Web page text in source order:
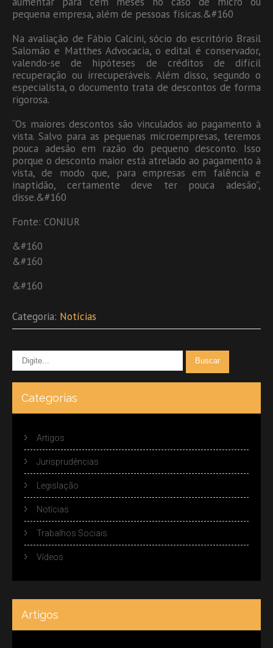
pequena empresa, além de pessoas físicas.&#160
Na avaliação de Fábio Calcini, sócio do escritório Brasil
Salomão e Matthes Advocacia, o edital é conservador,
valendo-se de hipóteses de créditos de difícil
recuperação ou irrecuperáveis. Além disso, segundo o
especialista, o documento trata de descontos de forma
rigorosa.
“Os maiores descontos são vinculados ao pagamento à
vista. Salvo para as pequenas microempresas, teremos
pouca adesão em razão do pequeno desconto. Isso
porque o desconto maior está atrelado ao pagamento à
vista, de modo que, para empresas em falência e
inaptidão, certamente deve ter pouca adesão”,
disse.&#160
Fonte: CONJUR
&#160
&#160
&#160
Categoria: Notícias
Categorias
Artigos
Jurisprudências
Legislação
Notícias
Trabalhos Sociais
Vídeos
Artigos